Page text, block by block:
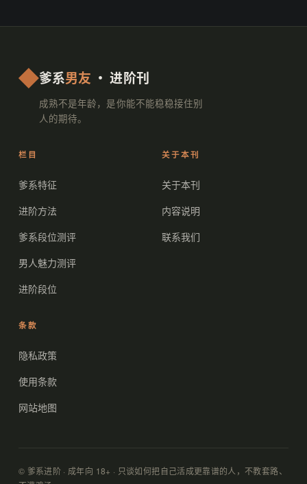
爹系男友 · 进阶刊
成熟不是年龄，是你能不能稳稳接住别
人的期待。
栏目
爹系特征
进阶方法
爹系段位测评
男人魅力测评
进阶段位
关于本刊
关于本刊
内容说明
联系我们
条款
隐私政策
使用条款
网站地图
© 爹系进阶 · 成年向 18+ · 只谈如何把自己活成更靠谱的人，不教套路、